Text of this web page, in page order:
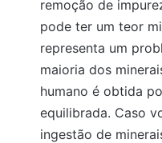
remoção de
pode ter um teor
representa um
maioria dos
humano é obtida
equilibrada. Caso
ingestão de